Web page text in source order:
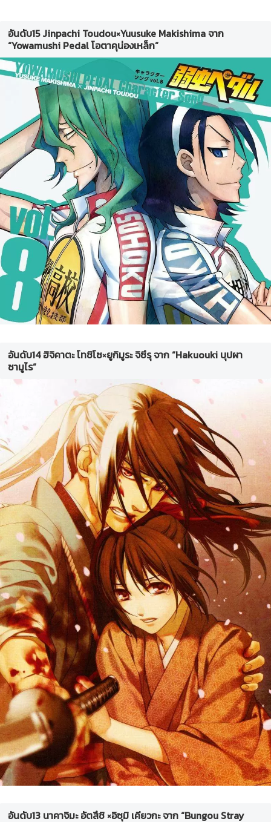
อันดับ15 Jinpachi Toudou×Yuusuke Makishima จาก
“Yowamushi Pedal โอตาคุน่องเหล็ก”
อันดับ14 ฮิจิคาตะ โทชิโซ×ยูกิมูระ จิซึรุ จาก “Hakuouki บุปผา
ซามูไร”
อันดับ13 นาคาจิมะ อัตสึชิ ×อิซุมิ เคียวกะ จาก “Bungou Stray